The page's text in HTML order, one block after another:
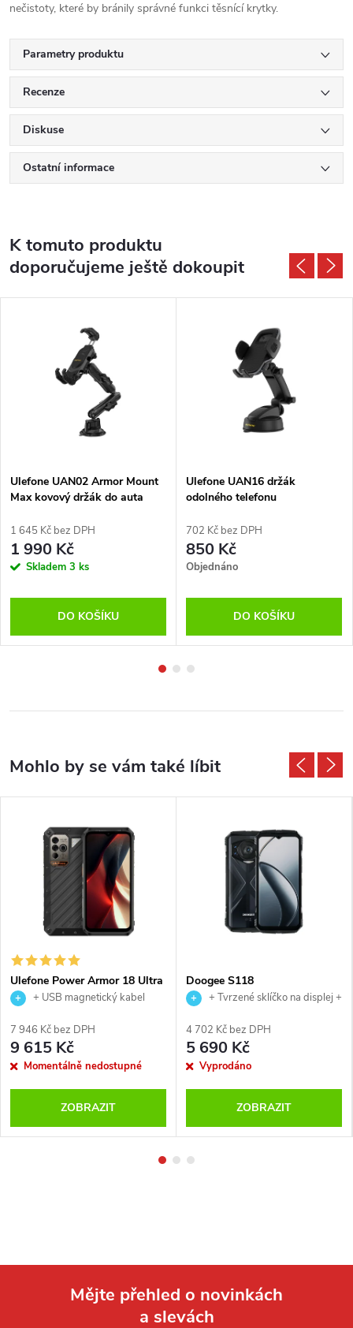
nečistoty, které by bránily správné funkci těsnící krytky.
Parametry produktu
Recenze
Diskuse
Ostatní informace
K tomuto produktu
doporučujeme ještě dokoupit
Ulefone UAN02 Armor Mount
Max kovový držák do auta
1 645 Kč bez DPH
1 990 Kč
Skladem 3 ks
DO KOŠÍKU
Ulefone UAN16 držák
odolného telefonu
702 Kč bez DPH
850 Kč
Objednáno
DO KOŠÍKU
Ulefone Power Armor 18 Ultra
+ USB magnetický kabel
7 946 Kč bez DPH
9 615 Kč
Momentálně nedostupné
ZOBRAZIT
Doogee S118
+ Tvrzené sklíčko na displej +
4 702 Kč bez DPH
5 690 Kč
Vyprodáno
ZOBRAZIT
Mějte přehled o novinkách
a slevách